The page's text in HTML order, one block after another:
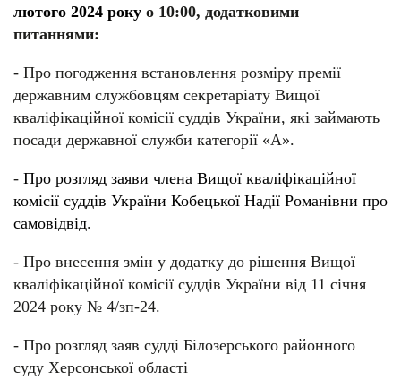
лютого 2024 року о 10:00, додатковими
питаннями:
- Про погодження встановлення розміру премії
державним службовцям секретаріату Вищої
кваліфікаційної комісії суддів України, які займають
посади державної служби категорії «А».
- Про розгляд заяви члена Вищої кваліфікаційної
комісії суддів України Кобецької Надії Романівни про
самовідвід.
- Про внесення змін у додатку до рішення Вищої
кваліфікаційної комісії суддів України від 11 січня
2024 року № 4/зп-24.
- Про розгляд заяв судді Білозерського районного
суду Херсонської області